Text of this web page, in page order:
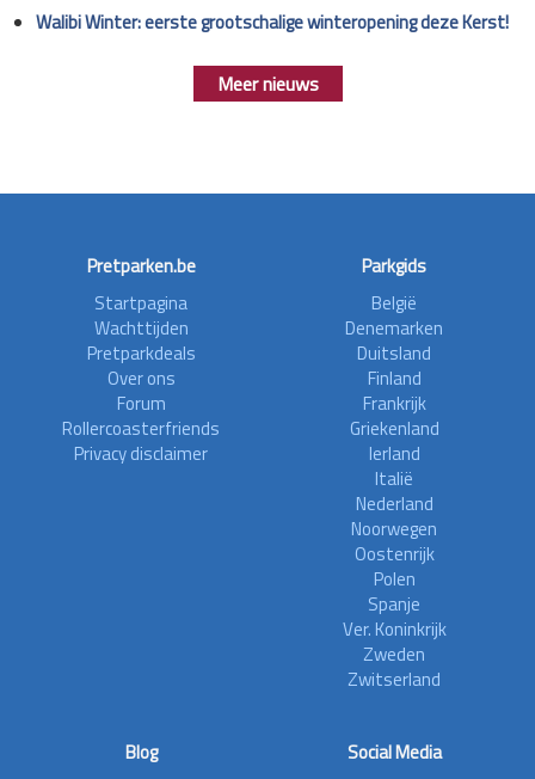
Walibi Winter: eerste grootschalige winteropening deze Kerst!
Meer nieuws
Pretparken.be
Startpagina
Wachttijden
Pretparkdeals
Over ons
Forum
Rollercoasterfriends
Privacy disclaimer
Parkgids
België
Denemarken
Duitsland
Finland
Frankrijk
Griekenland
Ierland
Italië
Nederland
Noorwegen
Oostenrijk
Polen
Spanje
Ver. Koninkrijk
Zweden
Zwitserland
Blog
Social Media